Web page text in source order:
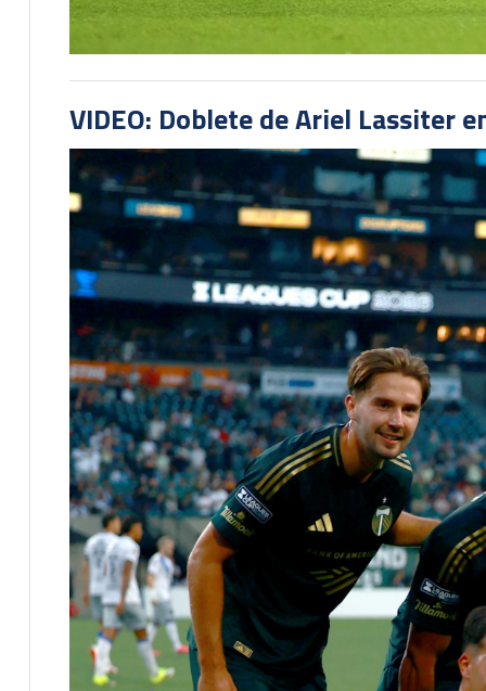
VIDEO: Doblete de Ariel Lassiter